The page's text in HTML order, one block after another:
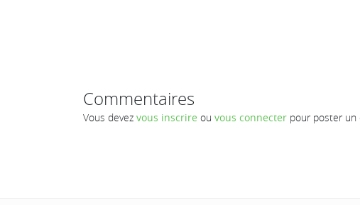
Commentaires
Vous devez vous inscrire ou vous connecter pour poster un